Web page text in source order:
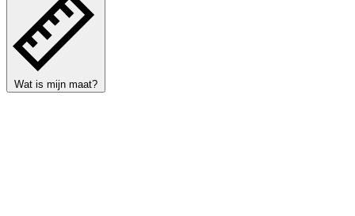
Wat is mijn maat?